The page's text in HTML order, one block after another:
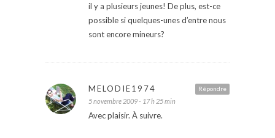
il y a plusieurs jeunes! De plus, est-ce
possible si quelques-unes d’entre nous
sont encore mineurs?
Répondre
MELODIE1974
5 novembre 2009 - 17 h 25 min
Avec plaisir. À suivre.